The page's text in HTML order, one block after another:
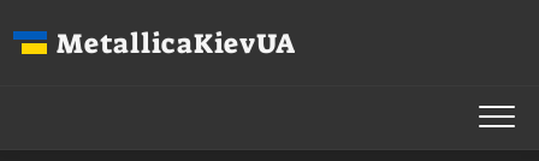
до
MetallicaKievUA